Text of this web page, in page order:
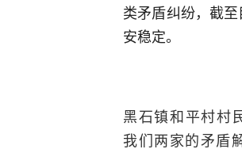
类矛盾纠纷，截
安稳定。
黑石镇和平村村
我们两家的矛盾